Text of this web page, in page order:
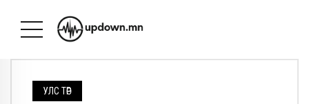
УЛС ТӨР